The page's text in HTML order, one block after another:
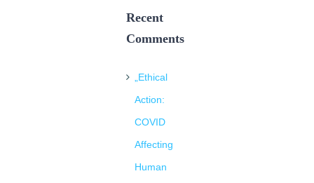
Recent
Comments
„Ethical
Action:
COVID
Affecting
Human